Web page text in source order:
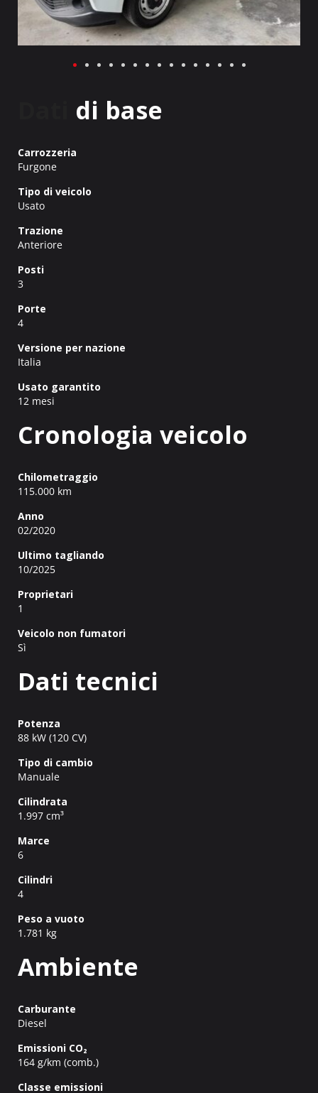
di base
Carrozzeria
Furgone
Tipo di veicolo
Usato
Trazione
Anteriore
Posti
3
Porte
4
Versione per nazione
Italia
Usato garantito
12 mesi
Cronologia veicolo
Chilometraggio
115.000 km
Anno
02/2020
Ultimo tagliando
10/2025
Proprietari
1
Veicolo non fumatori
Sì
Dati tecnici
Potenza
88 kW (120 CV)
Tipo di cambio
Manuale
Cilindrata
1.997 cm³
Marce
6
Cilindri
4
Peso a vuoto
1.781 kg
Ambiente
Carburante
Diesel
Emissioni CO₂
164 g/km (comb.)
Classe emissioni